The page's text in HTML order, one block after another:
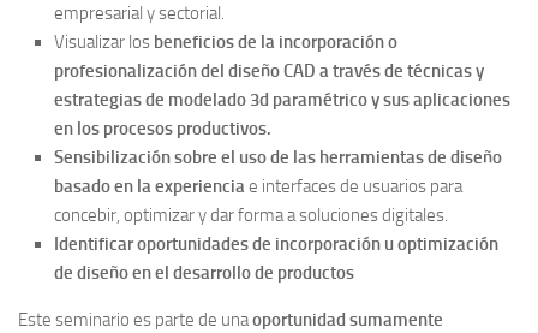
empresarial y sectorial.
Visualizar los beneficios de la incorporación o
profesionalización del diseño CAD a través de técnicas y
estrategias de modelado 3d paramétrico y sus aplicaciones
en los procesos productivos.
Sensibilización sobre el uso de las herramientas de diseño
basado en la experienciae interfaces de usuarios para
concebir, optimizar y dar forma a soluciones digitales.
Identificar oportunidades de incorporación u optimización
de diseño en el desarrollo de productos
Este seminario es parte de unaoportunidad sumamente